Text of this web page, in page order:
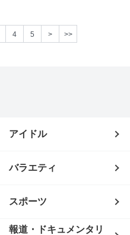
4 5 > >>
アイドル
バラエティ
スポーツ
報道・ドキュメンタリ